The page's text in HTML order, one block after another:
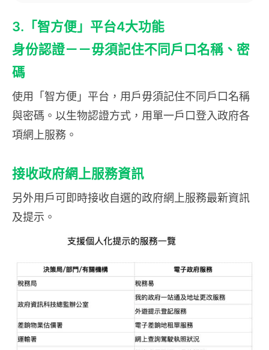
3.「智方便」平台4大功能
身份認證－－毋須記住不同戶口名稱、密
碼
使用「智方便」平台，用戶毋須記住不同戶口名稱
與密碼。以生物認證方式，用單一戶口登入政府各
項網上服務。
接收政府網上服務資訊
另外用戶可即時接收自選的政府網上服務最新資訊
及提示。